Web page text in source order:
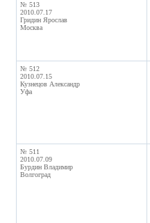
№ 513
2010.07.17
Гридин Ярослав
Москва
№ 512
2010.07.15
Кузнецов Александр
Уфа
№ 511
2010.07.09
Бурдин Владимир
Волгоград